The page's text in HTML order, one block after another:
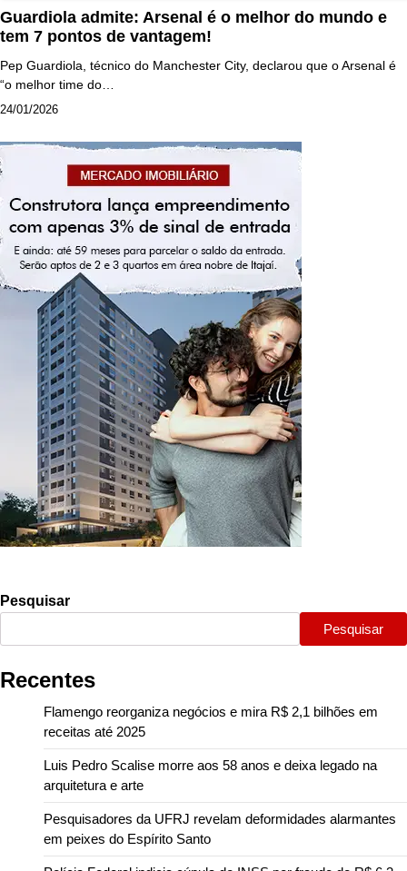
Guardiola admite: Arsenal é o melhor do mundo e
tem 7 pontos de vantagem!
Pep Guardiola, técnico do Manchester City, declarou que o Arsenal é
“o melhor time do…
24/01/2026
Pesquisar
Pesquisar
Recentes
Flamengo reorganiza negócios e mira R$ 2,1 bilhões em
receitas até 2025
Luis Pedro Scalise morre aos 58 anos e deixa legado na
arquitetura e arte
Pesquisadores da UFRJ revelam deformidades alarmantes
em peixes do Espírito Santo